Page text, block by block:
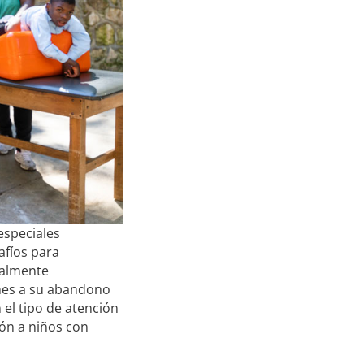
para
a su abandono
el tipo de atención
a niños con